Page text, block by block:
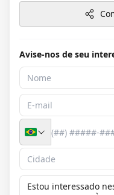
Avise-nos de seu